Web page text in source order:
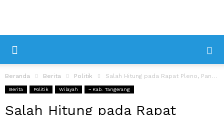
Beranda Berita Politik Salah Hitung pada Rapat Pleno, Panwaslu Protes KPU
Berita Politik Wilayah ~ Kab. Tangerang
Salah Hitung pada Rapat